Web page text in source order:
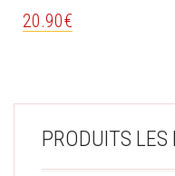
20.90€
PRODUITS